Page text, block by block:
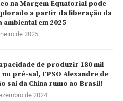
na Margem Equatorial pode
a partir da liberação da
ambiental em 2025
de 2025
de produzir 180 mil
pré-sal, FPSO Alexandre de
sai da China rumo ao Brasil!
de 2024